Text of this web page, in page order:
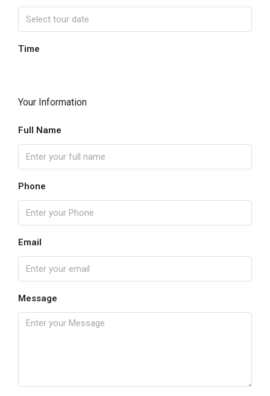
Time
Your Information
Full Name
Phone
Email
Message